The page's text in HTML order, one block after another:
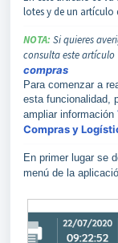
lotes y de un artículo
NOTA: Si quieres
consulta este artículo
compras
Para comenzar a
esta funcionalidad,
ampliar información
Compras y
En primer lugar se
menú de la